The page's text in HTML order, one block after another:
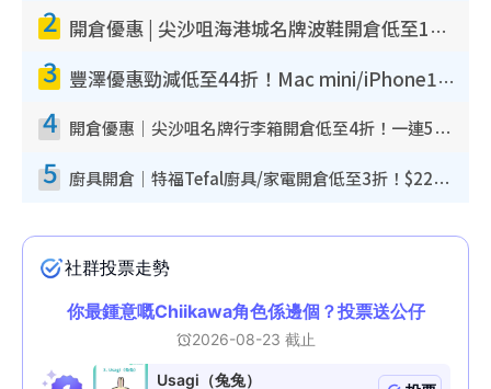
2 開倉優惠 | 尖沙咀海港城名牌波鞋開倉低至1折！On鞋$899起／Joy&Peace鞋履$98起
3 豐澤優惠勁減低至44折！Mac mini/iPhone17Pro大減價！廚房家電$220起
4 開倉優惠｜尖沙咀名牌行李箱開倉低至4折！一連5日 American Tourister/ace./Hallmark $200起！
5 廚具開倉｜特福Tefal廚具/家電開倉低至3折！$220起買平底鍋/炒鑊/湯煲！電飯煲/吸塵機/燙斗$418起